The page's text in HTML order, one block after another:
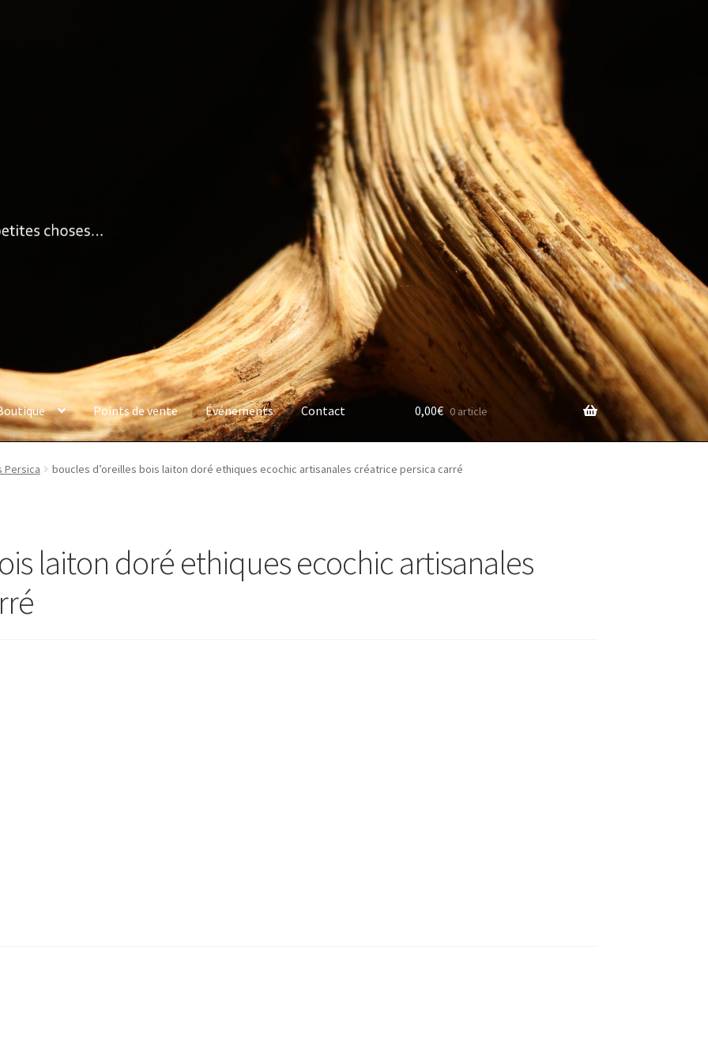
Points de vente Événements Contact 0,00€ 0 article
Persica boucles d’oreilles bois laiton doré ethiques ecochic artisanales créatrice persica carré
laiton doré ethiques ecochic artisanales